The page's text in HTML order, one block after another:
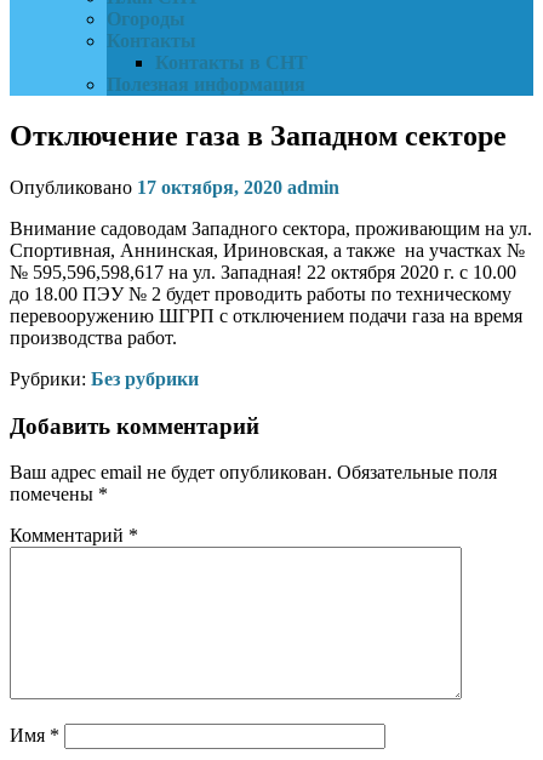
Огороды
Контакты
Контакты в СНТ
Полезная информация
Отключение газа в Западном секторе
Опубликовано 17 октября, 2020 admin
Внимание садоводам Западного сектора, проживающим на ул.
Спортивная, Аннинская, Ириновская, а также на участках №
№ 595,596,598,617 на ул. Западная! 22 октября 2020 г. с 10.00
до 18.00 ПЭУ № 2 будет проводить работы по техническому
перевооружению ШГРП с отключением подачи газа на время
производства работ.
Рубрики: Без рубрики
Добавить комментарий
Ваш адрес email не будет опубликован. Обязательные поля
помечены *
Комментарий *
Имя *